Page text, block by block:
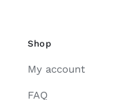
Shop
My account
FAQ